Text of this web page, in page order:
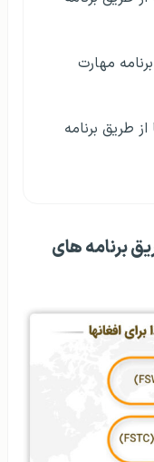
مهارت
از طریق برنامه‌
برنامه‌ ها‌ی